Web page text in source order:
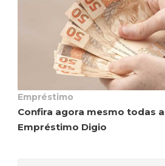
Empréstimo
Confira agora mesmo todas
Empréstimo Digio